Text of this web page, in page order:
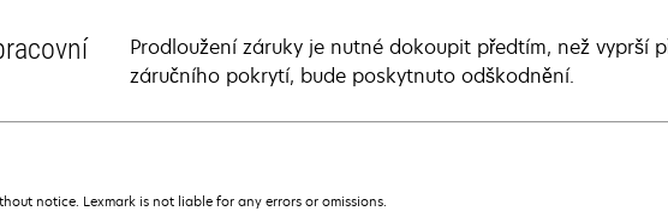
Prodloužení záruky je nutné dokoupit předtím, než vyprší
záručního pokrytí, bude poskytnuto odškodnění.
notice. Lexmark is not liable for any errors or omissions.